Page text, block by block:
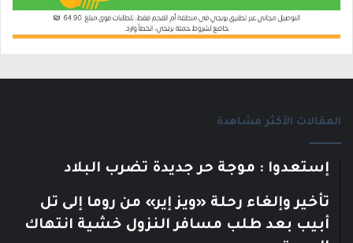
المقالات الأكثر مشاهدة
إستعدوا : موجة حر جديدة تضرب البلاد
تأخير وإلغاء رحلة «ويز إير» من روما إلى تل
أبيب بعد طلب مسافر النزول خشية انتهاك